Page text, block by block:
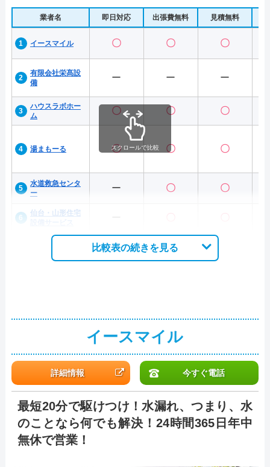
業者名 即日対応 出張費無料 見積無料
イースマイル 〇 〇 〇
有限会社栄髙設
備
ー ー ー
ハウスラボホー
ム
〇 〇 〇
湯まもーる 〇 〇 〇
水道救急センタ
ー
ー 〇 〇
仙台・山形住宅
スクロールで比較
比較表の続きを見る
イースマイル
詳細情報 今すぐ電話
最短20分で駆けつけ！水漏れ、つまり、水
のことなら何でも解決！24時間365日年中
無休で営業！